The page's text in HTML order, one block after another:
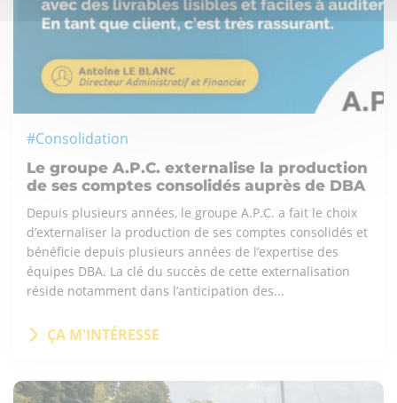
#Consolidation
Le groupe A.P.C. externalise la production
de ses comptes consolidés auprès de DBA
Depuis plusieurs années, le groupe A.P.C. a fait le choix
d’externaliser la production de ses comptes consolidés et
bénéficie depuis plusieurs années de l’expertise des
équipes DBA. La clé du succès de cette externalisation
réside notamment dans l’anticipation des...
ÇA M'INTÉRESSE